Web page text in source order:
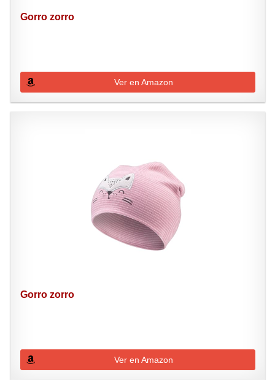
Gorro zorro
Ver en Amazon
Gorro zorro
Ver en Amazon